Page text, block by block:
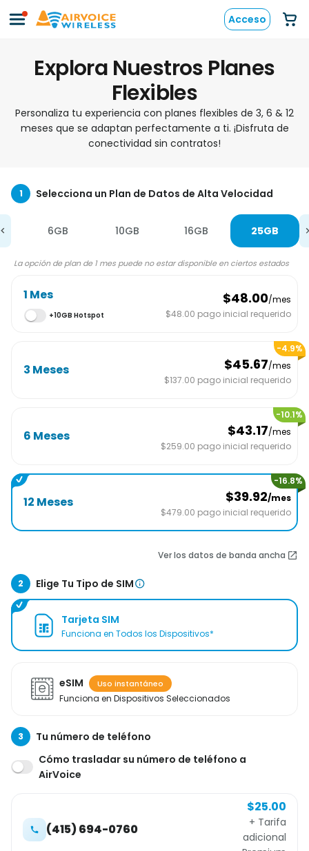
Acceso
Explora Nuestros Planes
Flexibles
Personaliza tu experiencia con planes flexibles de 3, 6 & 12
meses que se adaptan perfectamente a ti. ¡Disfruta de
conectividad sin contratos!
1 Selecciona un Plan de Datos de Alta Velocidad
6GB 10GB 16GB 25GB
La opción de plan de 1 mes puede no estar disponible en ciertos estados
1 Mes
+10GB Hotspot
$48.00/mes
$48.00 pago inicial requerido
3 Meses $45.67/mes
$137.00 pago inicial requerido
-4.9%
6 Meses $43.17/mes
$259.00 pago inicial requerido
-10.1%
12 Meses $39.92/mes
$479.00 pago inicial requerido
-16.8%
Ver los datos de banda ancha
2 Elige Tu Tipo de SIM
Tarjeta SIM
Funciona en Todos los Dispositivos*
eSIM Uso instantáneo
Funciona en Dispositivos Seleccionados
3
Tu número de teléfono
Cómo trasladar su número de teléfono a
AirVoice
(415) 694-0760
$25.00
+ Tarifa
adicional